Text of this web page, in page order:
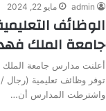
admin مايو 22, 2024
الوظائف
جامعة الملك
أعلنت مدارس جامعة الملك
توفر وظائف تعليمية
واشترطت المدارس أن…